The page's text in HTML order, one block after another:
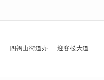
四褐山街道办 迎客松大道